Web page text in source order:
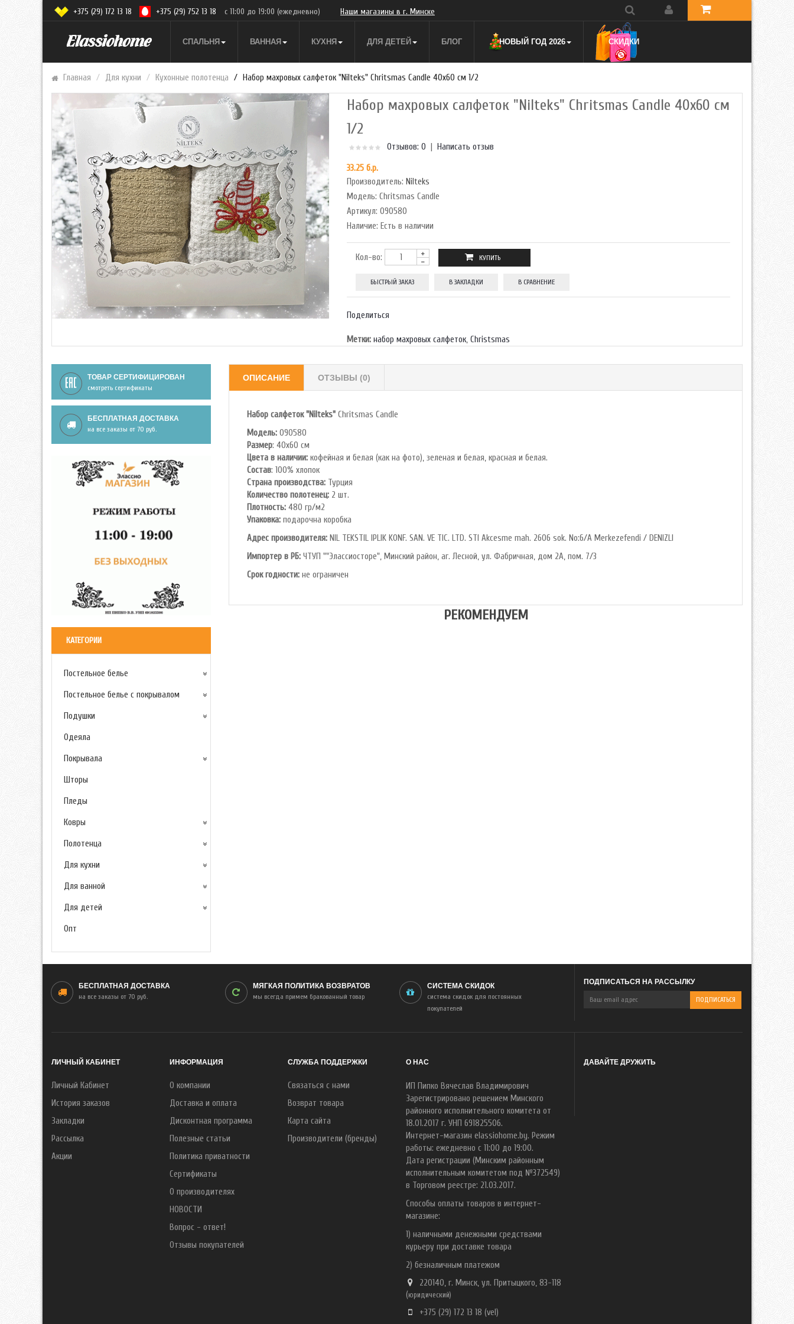
СПАЛЬНЯ ВАННАЯ КУХНЯ ДЛЯ ДЕТЕЙ БЛОГ НОВЫЙ ГОД 2026 СКИДКИ
+375 (29) 172 13 18 +375 (29) 752 13 18 с 11:00 до 19:00 (ежедневно) Наши магазины в г. Минске
Главная Для кухни Кухонные полотенца Набор махровых салфеток "Nilteks" Chritsmas Candle 40x60 см 1/2
Набор махровых салфеток "Nilteks" Chritsmas Candle 40x60 см
1/2
Отзывов: 0 Написать отзыв
33.25 б.р.
Производитель: Nilteks
Модель: Chritsmas Candle
Артикул:090580
Наличие: Есть в наличии
Кол-во:
БЫСТРЫЙ ЗАКАЗ В ЗАКЛАДКИ В СРАВНЕНИЕ
Поделиться
Метки: набор махровых салфеток,Christsmas
ТОВАР СЕРТИФИЦИРОВАН
смотреть сертификаты
БЕСПЛАТНАЯ ДОСТАВКА
на все заказы от 70 руб.
КАТЕГОРИИ
Постельное белье
Постельное белье с покрывалом
Подушки
Одеяла
Покрывала
Шторы
Пледы
Ковры
Полотенца
Для кухни
Для ванной
Для детей
Опт
ОПИСАНИЕ ОТЗЫВЫ (0)
Набор салфеток "Nilteks" Chritsmas Candle
Модель: 090580
Размер: 40x60 см
Цвета в наличии: кофейная и белая (как на фото), зеленая и белая, красная и белая.
Состав: 100% хлопок
Страна производства: Турция
Количество полотенец: 2 шт.
Плотность: 480 гр/м2
Упаковка: подарочна коробка
Адрес производителя: NIL TEKSTIL IPLIK KONF. SAN. VE TIC. LTD. STI Akcesme mah. 2606 sok. No:6/A Merkezefendi / DENIZLI
Импортер в РБ: ЧТУП ""Элассиосторе", Минский район, аг. Лесной, ул. Фабричная, дом 2А, пом. 7/3
Срок годности: не ограничен
РЕКОМЕНДУЕМ
БЕСПЛАТНАЯ ДОСТАВКА
на все заказы от 70 руб.
МЯГКАЯ ПОЛИТИКА ВОЗВРАТОВ
мы всегда примем бракованный товар
СИСТЕМА СКИДОК
система скидок для постоянных
покупателей
ПОДПИСАТЬСЯ НА РАССЫЛКУ
ЛИЧНЫЙ КАБИНЕТ
Личный Кабинет
История заказов
Закладки
Рассылка
Акции
ИНФОРМАЦИЯ
О компании
Доставка и оплата
Дисконтная программа
Полезные статьи
Политика приватности
Сертификаты
О производителях
НОВОСТИ
Вопрос - ответ!
Отзывы покупателей
СЛУЖБА ПОДДЕРЖКИ
Связаться с нами
Возврат товара
Карта сайта
Производители (бренды)
О НАС
ИП Пипко Вячеслав Владимирович
Зарегистрировано решением Минского
районного исполнительного комитета от
18.01.2017 г. УНП 691825506.
Интернет-магазин elassiohome.by. Режим
работы: ежедневно с 11:00 до 19:00.
Дата регистрации (Минским районным
исполнительным комитетом под №372549)
в Торговом реестре: 21.03.2017.
Способы оплаты товаров в интернет-
магазине:
1) наличными денежными средствами
курьеру при доставке товара
2) безналичным платежом
220140, г. Минск, ул. Притыцкого, 83-118
(юридический)
+375 (29) 172 13 18 (vel)
ДАВАЙТЕ ДРУЖИТЬ